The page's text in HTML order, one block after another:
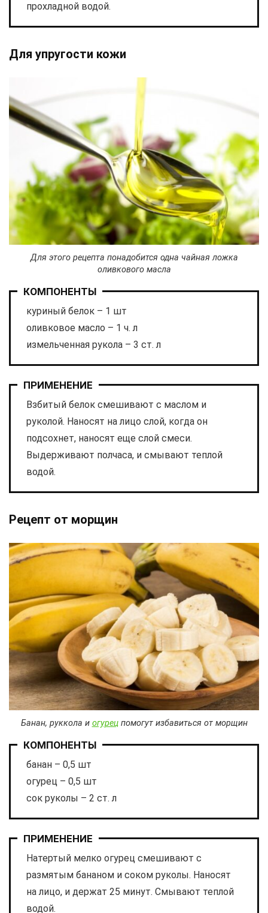
прохладной водой.
Для упругости кожи
Для этого рецепта понадобится одна чайная ложка
оливкового масла
КОМПОНЕНТЫ
куриный белок – 1 шт
оливковое масло – 1 ч. л
измельченная рукола – 3 ст. л
ПРИМЕНЕНИЕ
Взбитый белок смешивают с маслом и
руколой. Наносят на лицо слой, когда он
подсохнет, наносят еще слой смеси.
Выдерживают полчаса, и смывают теплой
водой.
Рецепт от морщин
Банан, руккола и огурецпомогут избавиться от морщин
КОМПОНЕНТЫ
банан – 0,5 шт
огурец – 0,5 шт
сок руколы – 2 ст. л
ПРИМЕНЕНИЕ
Натертый мелко огурец смешивают с
размятым бананом и соком руколы. Наносят
на лицо, и держат 25 минут. Смывают теплой
водой.